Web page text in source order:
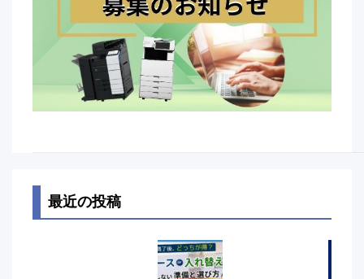
最近の投稿